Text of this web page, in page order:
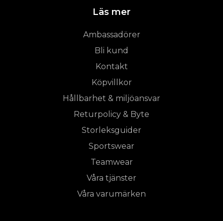
Läs mer
Ambassadörer
Bli kund
Kontakt
Köpvillkor
Hållbarhet & miljöansvar
Returpolicy & Byte
Storleksguider
Sportswear
Teamwear
Våra tjänster
Våra varumärken